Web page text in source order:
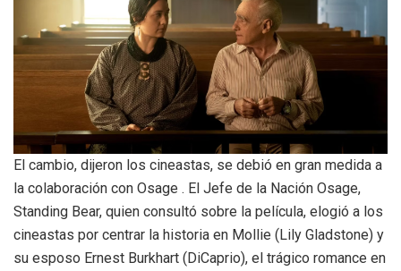
El cambio, dijeron los cineastas, se debió en gran medida a
la colaboración con Osage . El Jefe de la Nación Osage,
Standing Bear, quien consultó sobre la película, elogió a los
cineastas por centrar la historia en Mollie (Lily Gladstone) y
su esposo Ernest Burkhart (DiCaprio), el trágico romance en